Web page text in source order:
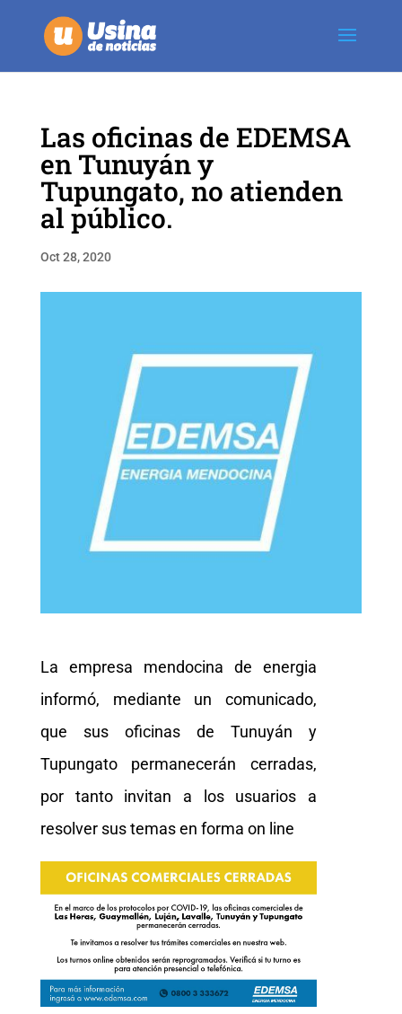
Las oficinas de EDEMSA
en Tunuyán y
Tupungato, no atienden
al público.
Oct 28, 2020
La empresa mendocina de energia
informó, mediante un comunicado,
que sus oficinas de Tunuyán y
Tupungato permanecerán cerradas,
por tanto invitan a los usuarios a
resolver sus temas en forma on line